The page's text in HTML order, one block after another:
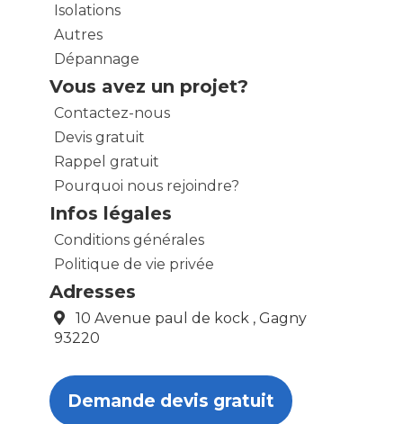
Isolations
Autres
Dépannage
Vous avez un projet?
Contactez-nous
Devis gratuit
Rappel gratuit
Pourquoi nous rejoindre?
Infos légales
Conditions générales
Politique de vie privée
Adresses
10 Avenue paul de kock , Gagny
93220
Demande devis gratuit